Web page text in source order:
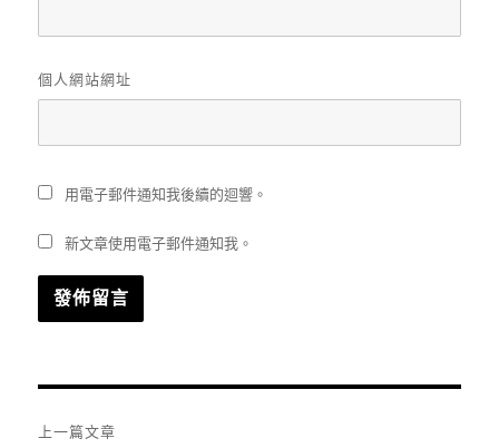
個人網站網址
用電子郵件通知我後續的迴響。
新文章使用電子郵件通知我。
上一篇文章